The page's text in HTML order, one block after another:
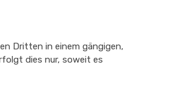
Dritten in einem gängigen,
dies nur, soweit es